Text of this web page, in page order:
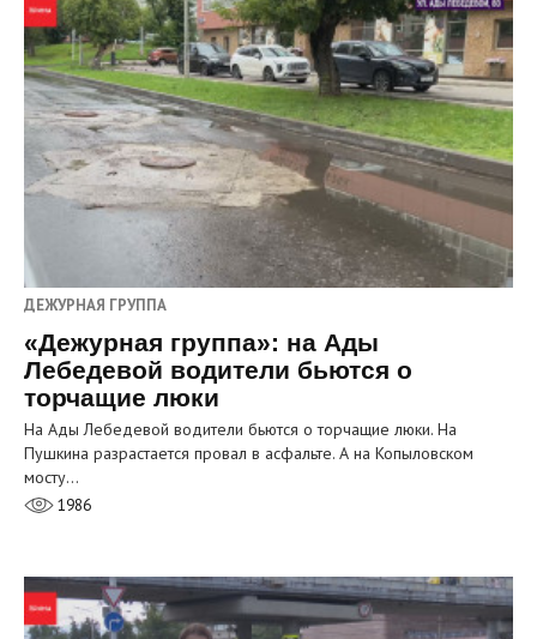
ДЕЖУРНАЯ ГРУППА
«Дежурная группа»: на Ады
Лебедевой водители бьются о
торчащие люки
На Ады Лебедевой водители бьются о торчащие люки. На
Пушкина разрастается провал в асфальте. А на Копыловском
мосту…
1986